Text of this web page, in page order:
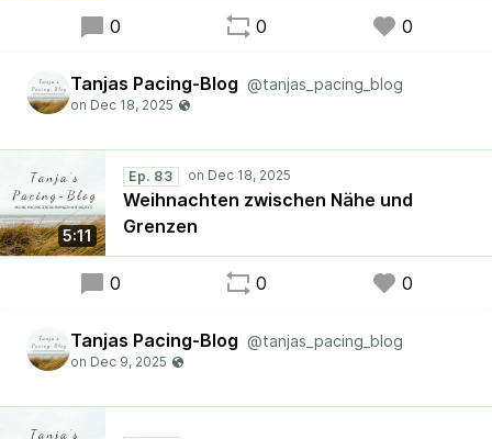
0 0 0
Tanjas Pacing-Blog @tanjas_pacing_blog
5:11
Ep. 83
Weihnachten zwischen Nähe und
Grenzen
0 0 0
Tanjas Pacing-Blog @tanjas_pacing_blog